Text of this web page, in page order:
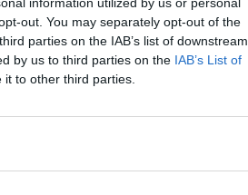
out. You may separately opt-out of the
parties on the IAB’s list of downstream
by us to third parties on the IAB’s List of
to other third parties.